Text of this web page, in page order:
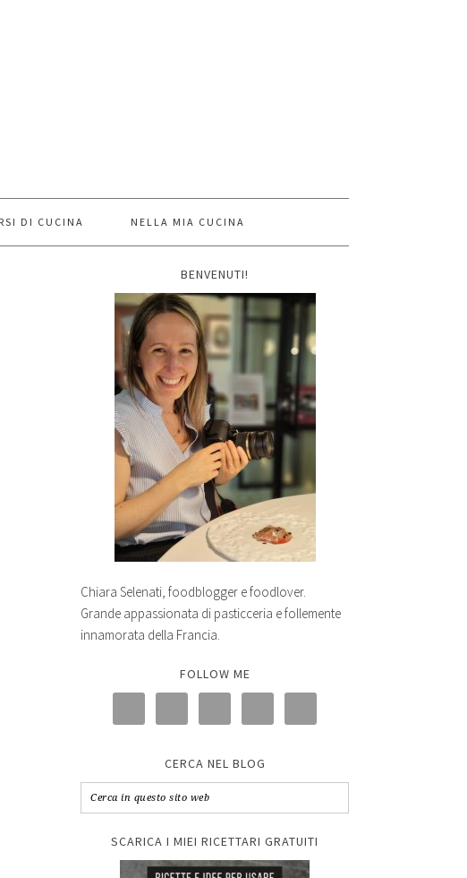
DI CUCINA NELLA MIA CUCINA
BENVENUTI!
Chiara Selenati, foodblogger e foodlover.
Grande appassionata di pasticceria e follemente
innamorata della Francia.
FOLLOW ME
CERCA NEL BLOG
SCARICA I MIEI RICETTARI GRATUITI